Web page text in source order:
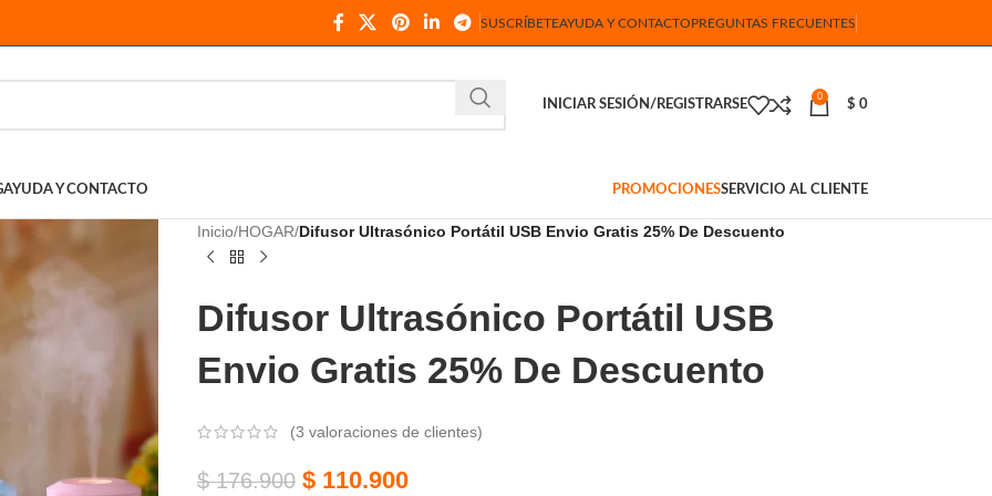
SUSCRÍBETEAYUDA Y CONTACTOPREGUNTAS FRECUENTES
INICIAR SESIÓN/REGISTRARSE
0
$ 0
AYUDA Y CONTACTO PROMOCIONESSERVICIO AL CLIENTE
Inicio HOGAR Difusor Ultrasónico Portátil USB Envio Gratis 25% De Descuento
Difusor Ultrasónico Portátil USB
Envio Gratis 25% De Descuento
(3 valoraciones de clientes)
$176.900 $110.900